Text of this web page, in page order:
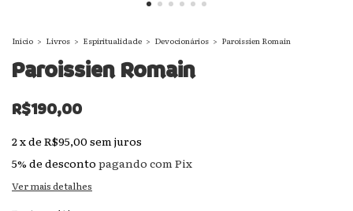
Início > Livros > Espiritualidade > Devocionários > Paroissien Romain
Paroissien Romain
R$190,00
2xde R$95,00 sem juros
5% de desconto pagando com Pix
Ver mais detalhes